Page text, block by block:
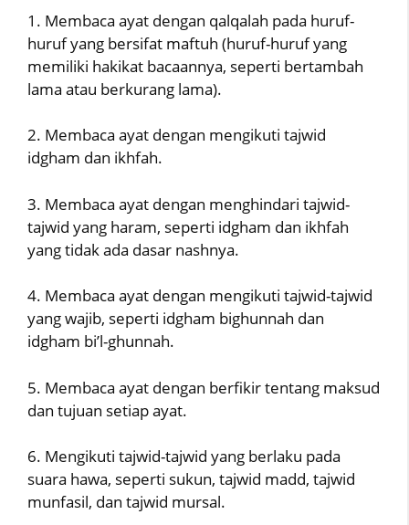
1. Membaca ayat dengan qalqalah pada huruf-
huruf yang bersifat maftuh (huruf-huruf yang
memiliki hakikat bacaannya, seperti bertambah
lama atau berkurang lama).
2. Membaca ayat dengan mengikuti tajwid
idgham dan ikhfah.
3. Membaca ayat dengan menghindari tajwid-
tajwid yang haram, seperti idgham dan ikhfah
yang tidak ada dasar nashnya.
4. Membaca ayat dengan mengikuti tajwid-tajwid
yang wajib, seperti idgham bighunnah dan
idgham bi’l-ghunnah.
5. Membaca ayat dengan berfikir tentang maksud
dan tujuan setiap ayat.
6. Mengikuti tajwid-tajwid yang berlaku pada
suara hawa, seperti sukun, tajwid madd, tajwid
munfasil, dan tajwid mursal.